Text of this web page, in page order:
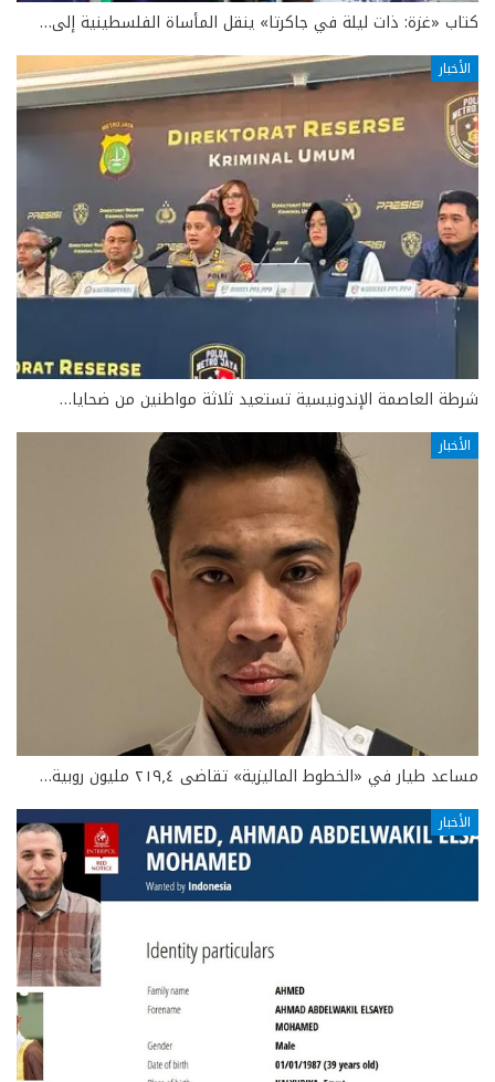
كتاب «غزة: ذات ليلة في جاكرتا» ينقل المأساة الفلسطينية إلى…
الأخبار
شرطة العاصمة الإندونيسية تستعيد ثلاثة مواطنين من ضحايا…
الأخبار
مساعد طيار في «الخطوط الماليزية» تقاضى ٢١٩٫٤ مليون روبية…
الأخبار